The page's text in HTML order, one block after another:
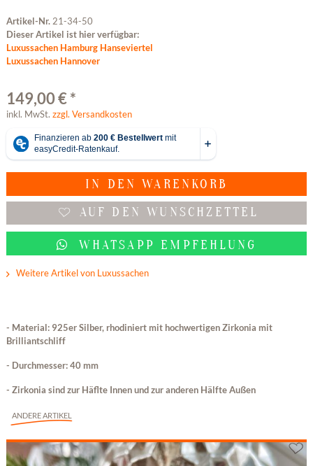
Artikel-Nr. 21-34-50
Dieser Artikel ist hier verfügbar:
Luxussachen Hamburg Hanseviertel
Luxussachen Hannover
149,00 € *
inkl. MwSt. zzgl. Versandkosten
IN DEN WARENKORB
AUF DEN WUNSCHZETTEL
WHATSAPP EMPFEHLUNG
Weitere Artikel von Luxussachen
- Material: 925er Silber, rhodiniert mit hochwertigen Zirkonia mit
Brilliantschliff
- Durchmesser: 40 mm
- Zirkonia sind zur Häflte Innen und zur anderen Hälfte Außen
ANDERE ARTIKEL